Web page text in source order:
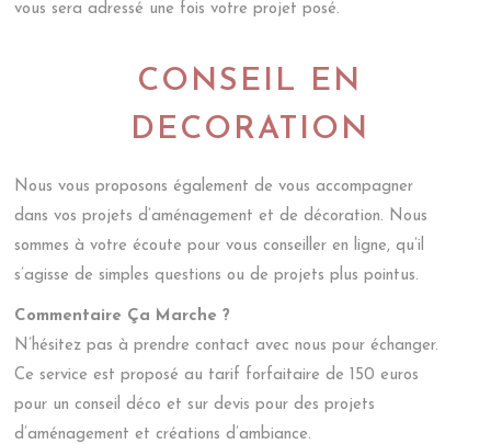
vous sera adressé une fois votre projet posé.
CONSEIL EN
DECORATION
Nous vous proposons également de vous accompagner
dans vos projets d’aménagement et de décoration. Nous
sommes à votre écoute pour vous conseiller en ligne, qu’il
s’agisse de simples questions ou de projets plus pointus.
Commentaire Ça Marche ?
N’hésitez pas à prendre contact avec nous pour échanger.
Ce service est proposé au tarif forfaitaire de 150 euros
pour un conseil déco et sur devis pour des projets
d’aménagement et créations d’ambiance.